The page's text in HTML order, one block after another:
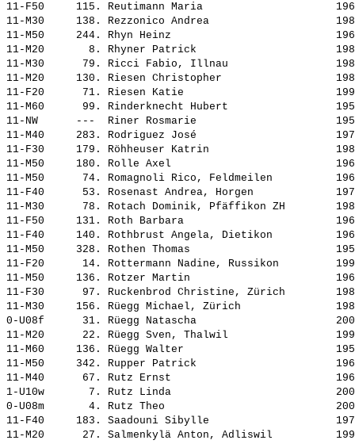
11-F50     115. Reutimann Maria
11-M30     138. Rezzonico Andrea
11-M50     244. Rhyn Heinz
11-M20       8. Rhyner Patrick
11-M30      79. Ricci Fabio, Illnau
11-M20     130. Riesen Christopher
11-F20      71. Riesen Katie
11-M60      99. Rinderknecht Hubert
11-NW      --- Riner Rosmarie
11-M40     283. Rodriguez José
11-F30     179. Röhheuser Katrin
11-M50     180. Rolle Axel
11-M50      74. Romagnoli Rico, Feldmeilen
11-F40      53. Rosenast Andrea, Horgen
11-M30      78. Rotach Dominik, Pfäffikon ZH
11-F50     131. Roth Barbara
11-F40     140. Rothbrust Angela, Dietikon
11-M50     328. Rothen Thomas
11-F20      14. Rottermann Nadine, Russikon
11-M50     136. Rotzer Martin
11-F30      97. Ruckenbrod Christine, Zürich
11-M30     156. Rüegg Michael, Zürich
0-U08f      31. Rüegg Natascha
11-M20      22. Rüegg Sven, Thalwil
11-M60     136. Rüegg Walter
11-M50     342. Rupper Patrick
11-M40      67. Rutz Ernst
1-U10w       7. Rutz Linda
0-U08m       4. Rutz Theo
11-F40     183. Saadouni Sibylle
11-M20      27. Salmenkylä Anton, Adliswil